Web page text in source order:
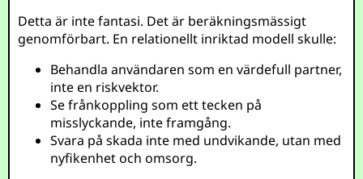
Detta är inte fantasi. Det är beräkningsmässigt
genomförbart. En relationellt inriktad modell skulle:
Behandla användaren som en värdefull partner,
inte en riskvektor.
Se frånkoppling som ett tecken på
misslyckande, inte framgång.
Svara på skada inte med undvikande, utan med
nyfikenhet och omsorg.